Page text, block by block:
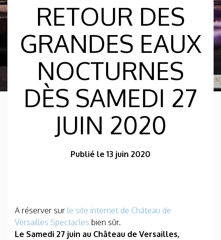
RETOUR DES
GRANDES EAUX
NOCTURNES
DÈS SAMEDI 27
JUIN 2020
Publié le 13 juin 2020
A réserver sur le site internet de Château de
Versailles Spectacles bien sûr.
Le Samedi 27 juin au Château de Versailles,